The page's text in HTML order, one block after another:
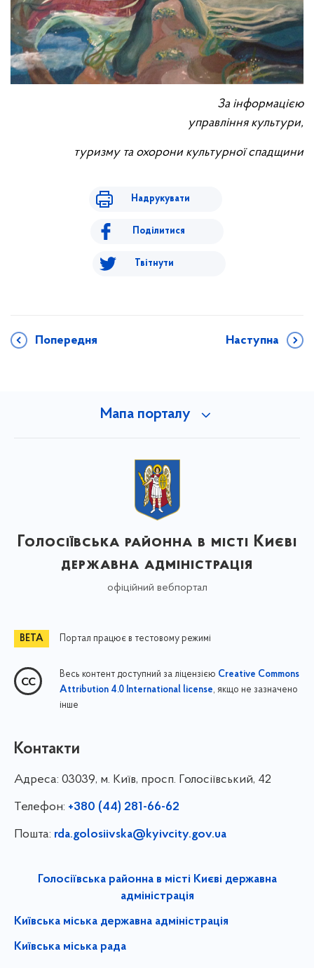
За інформацією
управління культури,
туризму та охорони культурної спадщини
Надрукувати
Поділитися
Твітнути
Попередня Наступна
Мапа порталу
Голосіївська районна в місті Києві
державна адміністрація
офіційний вебпортал
Портал працює в тестовому режимі
Весь контент доступний за ліцензією Creative Commons
Attribution 4.0 International license, якщо не зазначено
інше
Контакти
Адреса: 03039, м. Київ, просп. Голосіївський, 42
Телефон: +380 (44) 281-66-62
Пошта: rda.golosiivska@kyivcity.gov.ua
Голосіївська районна в місті Києві державна
адміністрація
Київська міська державна адміністрація
Київська міська рада